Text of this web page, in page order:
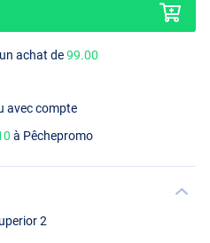
achat de99.00
avec compte
à Pêchepromo
2